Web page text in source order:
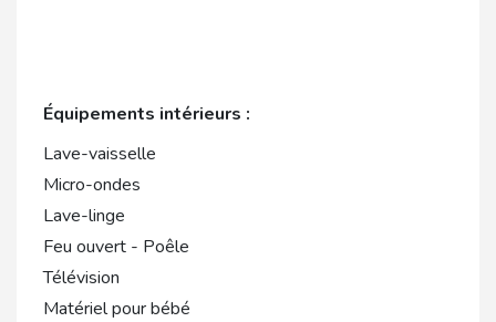
Équipements intérieurs :
Lave-vaisselle
Micro-ondes
Lave-linge
Feu ouvert - Poêle
Télévision
Matériel pour bébé